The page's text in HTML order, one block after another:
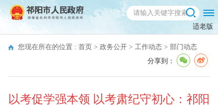
适老版
您现在所在的位置 : 首页 > 政务公开 > 工作动态 > 部门动态
分享到：
以考促学强本领 以考肃纪守初心：祁阳